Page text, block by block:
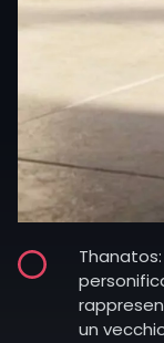
questa
colore
bianco
se è
Danza
scheletro
persone
un